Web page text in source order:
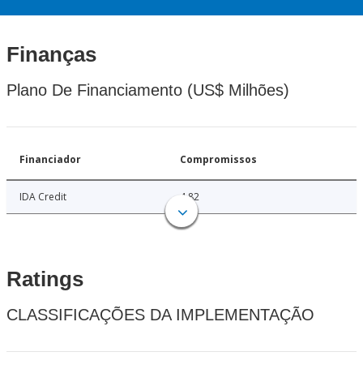
Finanças
Plano De Financiamento (US$ Milhões)
Financiador Compromissos
IDA Credit 4.82
Ratings
CLASSIFICAÇÕES DA IMPLEMENTAÇÃO